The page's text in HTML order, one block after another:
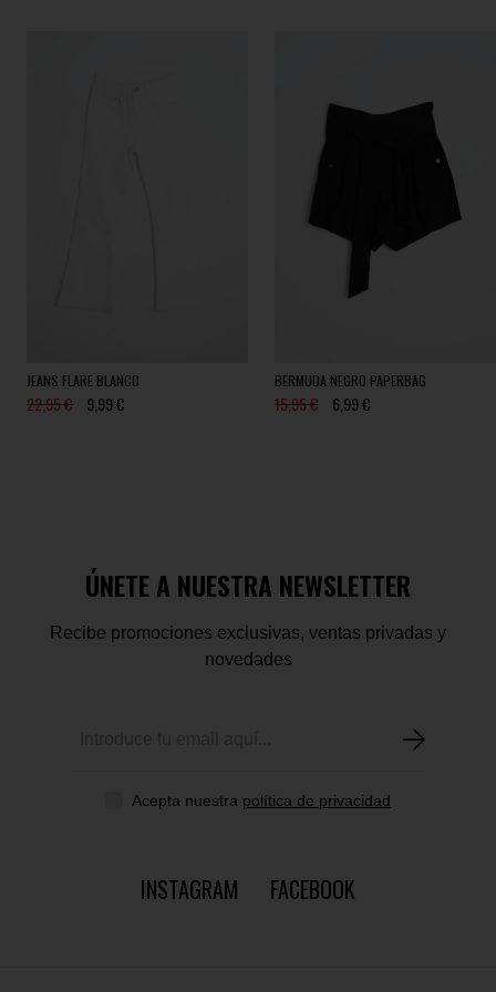
JEANS FLARE BLANCO
22,95 € 9,99 €
BERMUDA NEGRO PAPERBAG
15,95 € 6,99 €
ÚNETE A NUESTRA NEWSLETTER
Recibe promociones exclusivas, ventas privadas y
novedades
Acepta nuestra política de privacidad
INSTAGRAM FACEBOOK